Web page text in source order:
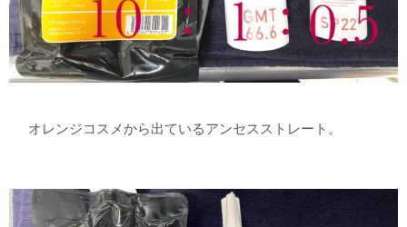
オレンジコスメから出ているアンセスストレート。